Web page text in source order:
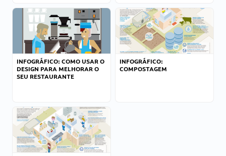
INFOGRÁFICO: COMO USAR O
DESIGN PARA MELHORAR O
SEU RESTAURANTE
INFOGRÁFICO:
COMPOSTAGEM